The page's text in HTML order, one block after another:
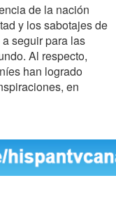
de la nación
y los sabotajes de
seguir para las
Al respecto,
han logrado
en